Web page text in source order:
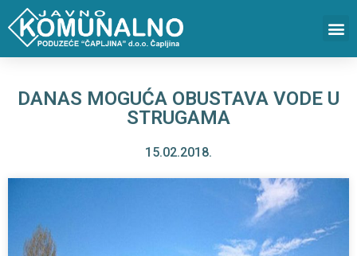
DANAS MOGUĆA OBUSTAVA VODE U
STRUGAMA
15.02.2018.